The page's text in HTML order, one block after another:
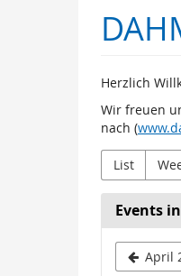
Herzlich
Wir freuen
nach (
List
Events
April